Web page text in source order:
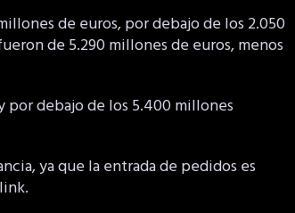
de euros, por debajo de los 2.050
de 5.290 millones de euros, menos
por debajo de los 5.400 millones
ya que la entrada de pedidos es